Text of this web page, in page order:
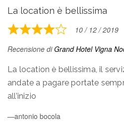
La location è bellissima
Rated
4
of
5
10 / 12 / 2019
Recensione diGrand Hotel Vigna
La location è bellissima, il
andate a pagare portate
all’inizio
antonio bocola